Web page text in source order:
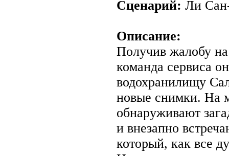
Сценарий: Ли
Описание:
Получив жалобу
команда сервиса
водохранилищу
новые снимки. На
обнаруживают
и внезапно
который, как все